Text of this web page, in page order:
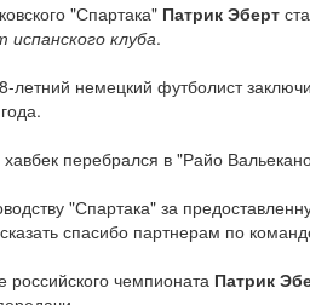
"Спартака" Патрик Эберт
клуба.
летний немецкий футболист
перебрался в "Райо
"Спартака" за
спасибо партнерам по
чемпионата Патрик